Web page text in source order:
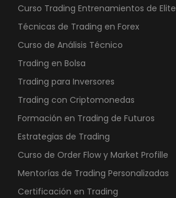
Curso Trading Entrenamientos de Elite
Técnicas de Trading en Forex
Curso de Análisis Técnico
Trading en Bolsa
Trading para Inversores
Trading con Criptomonedas
Formación en Trading de Futuros
Estrategias de Trading
Curso de Order Flow y Market Profille
Mentorías de Trading Personalizadas
Certificación en Trading